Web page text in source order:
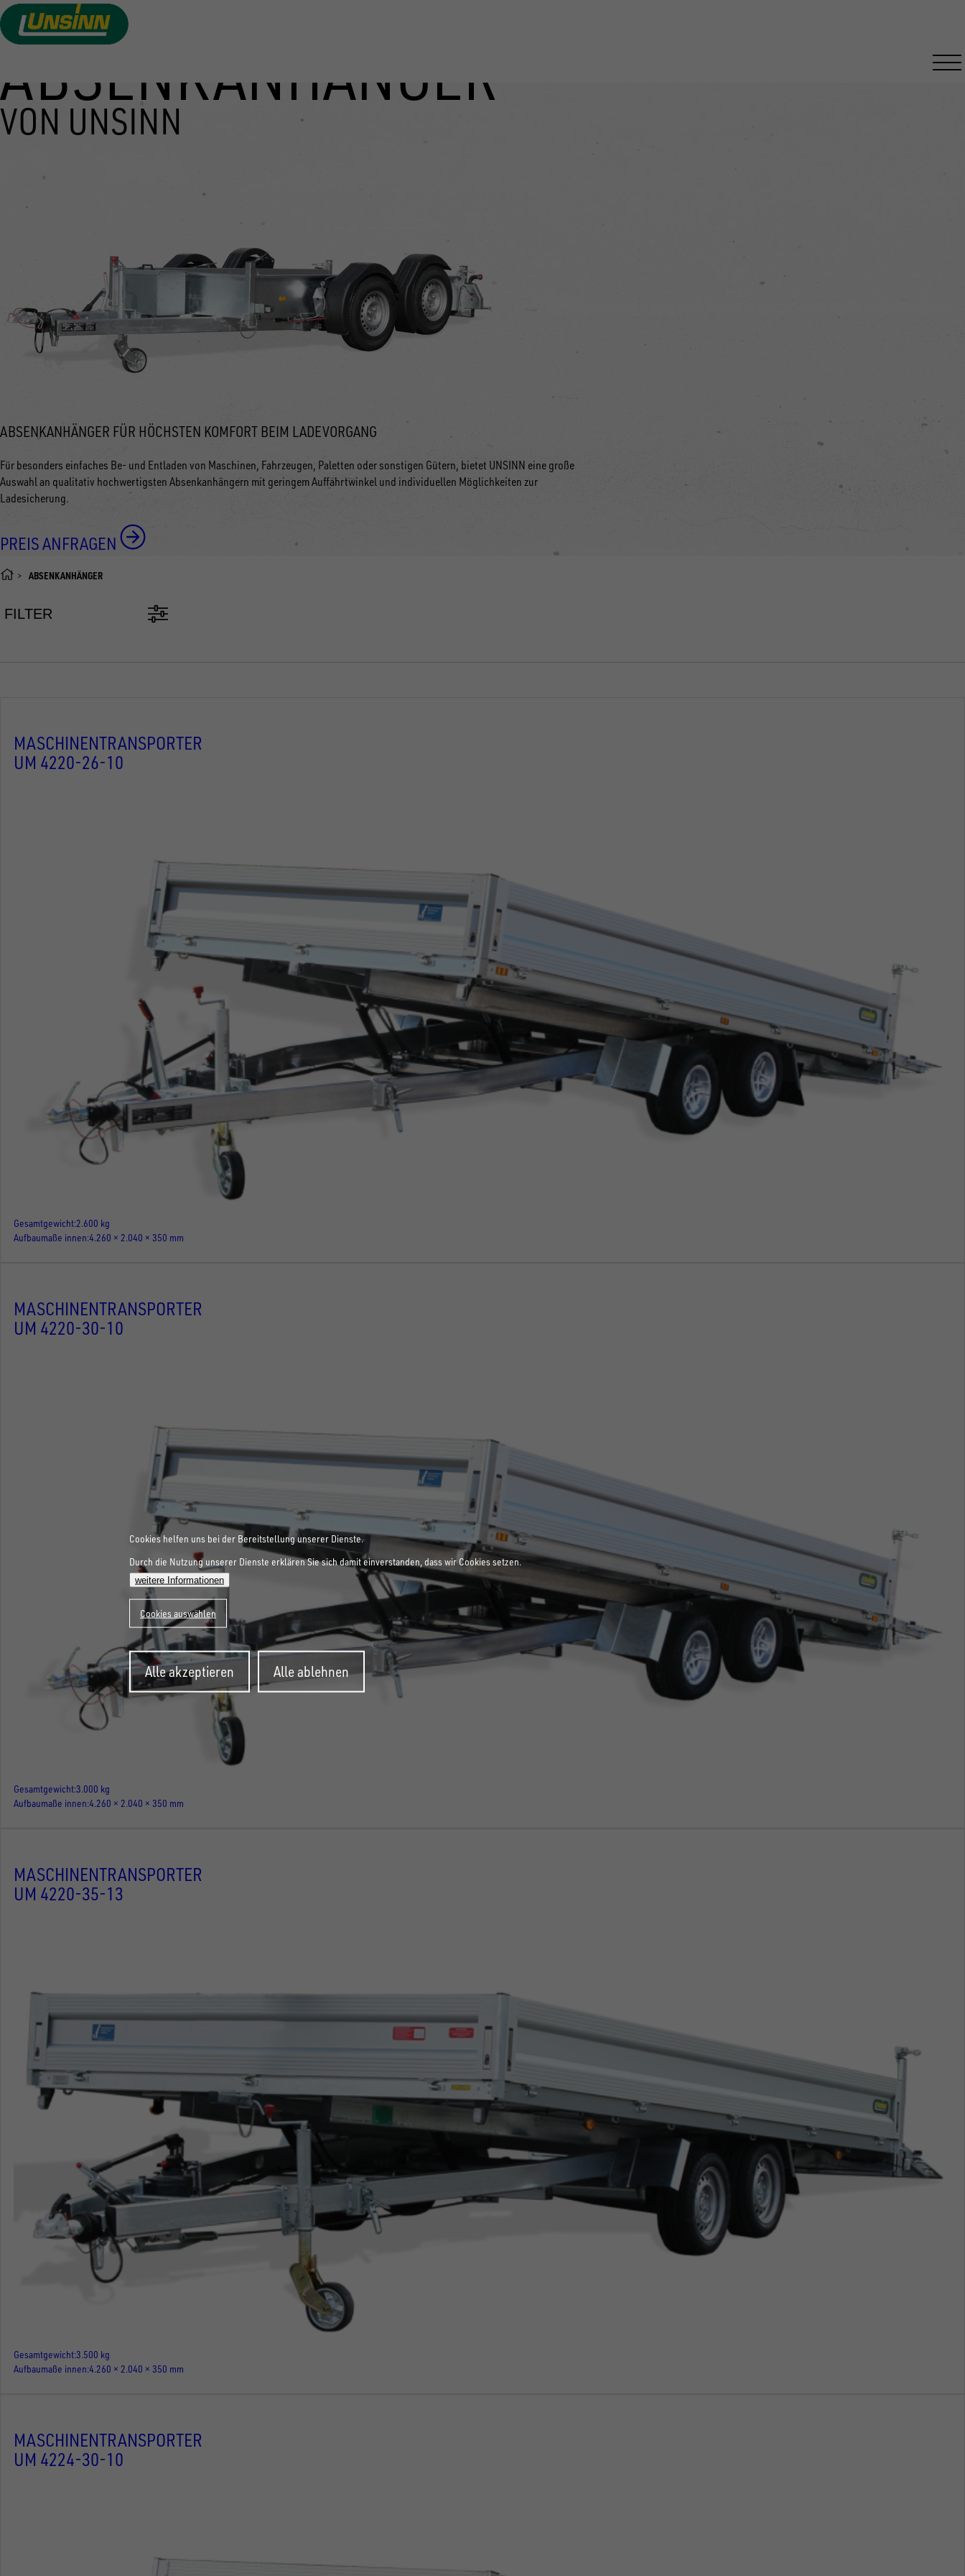
Inhalt
ABSENKANHÄNGER
VON UNSINN
ABSENKANHÄNGER FÜR HÖCHSTEN KOMFORT BEIM LADEVORGANG
Für besonders einfaches Be- und Entladen von Maschinen, Fahrzeugen, Paletten oder sonstigen Gütern, bietet UNSINN eine große
Auswahl an qualitativ hochwertigsten Absenkanhängern mit geringem Auffahrtwinkel und individuellen Möglichkeiten zur
Ladesicherung.
PREIS ANFRAGEN
ABSENKANHÄNGER
FILTER
MASCHINENTRANSPORTER
UM 4220-26-10
Gesamtgewicht 2.600 kg
Aufbaumaße innen 4.260 × 2.040 × 350 mm
MASCHINENTRANSPORTER
UM 4220-30-10
Gesamtgewicht3.000 kg
Aufbaumaße innen 4.260 × 2.040 × 350 mm
MASCHINENTRANSPORTER
UM 4220-35-13
Gesamtgewicht3.500 kg
Aufbaumaße innen 4.260 × 2.040 × 350 mm
MASCHINENTRANSPORTER
UM 4224-30-10
Cookies helfen uns bei der Bereitstellung unserer Dienste.
Durch die Nutzung unserer Dienste erklären Sie sich damit einverstanden, dass wir Cookies setzen.
weitere Informationen
Cookies auswählen
Alle akzeptieren
Zustimmung
zurückziehen
Alle ablehnen